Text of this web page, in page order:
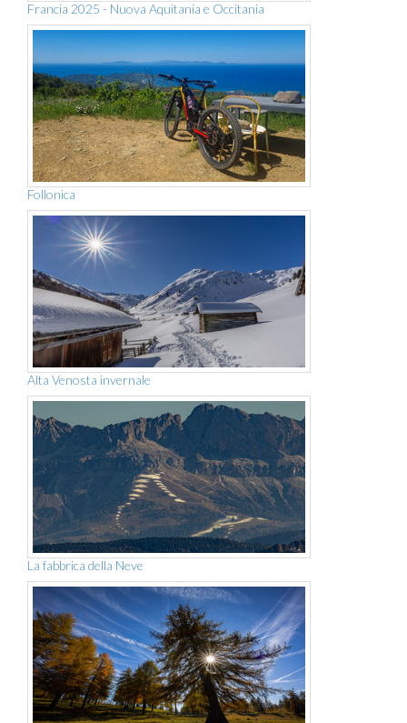
Francia 2025 - Nuova Aquitania e Occitania
Follonica
Alta Venosta invernale
La fabbrica della Neve